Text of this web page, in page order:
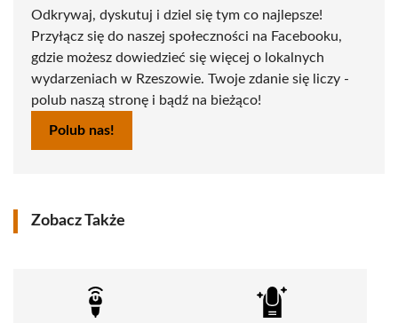
Odkrywaj, dyskutuj i dziel się tym co najlepsze!
Przyłącz się do naszej społeczności na Facebooku,
gdzie możesz dowiedzieć się więcej o lokalnych
wydarzeniach w Rzeszowie. Twoje zdanie się liczy -
polub naszą stronę i bądź na bieżąco!
Polub nas!
Zobacz Także